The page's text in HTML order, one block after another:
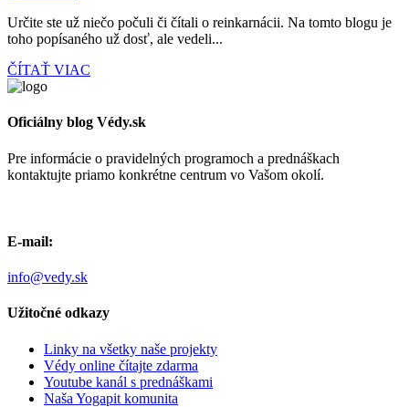
Určite ste už niečo počuli či čítali o reinkarnácii. Na tomto blogu je
toho popísaného už dosť, ale vedeli...
ČÍTAŤ VIAC
Oficiálny blog Védy.sk
Pre informácie o pravidelných programoch a prednáškach
kontaktujte priamo konkrétne centrum vo Vašom okolí.
E-mail:
info@vedy.sk
Užitočné odkazy
Linky na všetky naše projekty
Védy online čítajte zdarma
Youtube kanál s prednáškami
Naša Yogapit komunita